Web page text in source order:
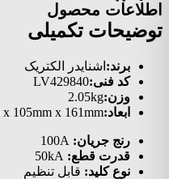
اطلاعات محصول
توضیحات تکمیلی
برند: اشنایدر الکتریک
کد فنی:LV429840
وزن:2.05kg
ابعاد:x 105mm x 161mm
رنج جریان: 100A
قدرت قطع:
نوع کلید: قابل تنظیم